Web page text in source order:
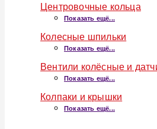
Центровочные кольца
Показать ещё...
Колесные шпильки
Показать ещё...
Вентили колёсные и
Показать ещё...
Колпаки и крышки
Показать ещё...